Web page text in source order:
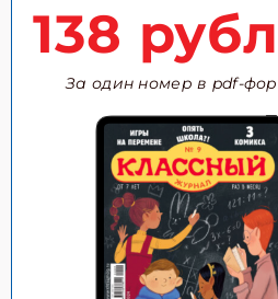
138
За один номер в pdf-
на рассылку